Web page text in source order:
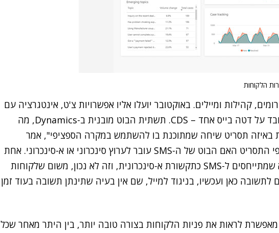
קהילות ומיילים. באוקטובר יועלו אליו אפשרויות צ'ט, אינטגרציה עם
הבוט ו-SMS. "כלל הפתרון עובד על דטה בייס אחד – CDS. תשתית הבוט מובנית ב-Dynamics, מה
באיזה תסריט שיחה שמתוכנת בו להשתמש במקרה הספציפי", אמר
גולדשטיין. "אפשר להחליט לפי התסריט האם הבוט של ה-SMS עובר לערוץ סינכרוני או א-סינכרוני. אחת
הטעויות בהרבה מוקדים היא שמתייחסים ל-SMS כתקשורת א-סינכרונית, וזה לא נכון, משום שלקוחות
כאן ועכשיו, בניגוד למייל, שם אין בעיה שתינתן תשובה בעוד זמן
לראות את פניות הלקוחות בצורה טובה יותר, בין היתר מאחר שכל